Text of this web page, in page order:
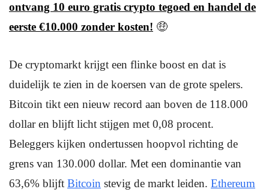
ontvang 10 euro gratis crypto tegoed en handel de
eerste €10.000 zonder kosten! 🤑
De cryptomarkt krijgt een flinke boost en dat is
duidelijk te zien in de koersen van de grote spelers.
Bitcoin tikt een nieuw record aan boven de 118.000
dollar en blijft licht stijgen met 0,08 procent.
Beleggers kijken ondertussen hoopvol richting de
grens van 130.000 dollar. Met een dominantie van
63,6% blijft Bitcoin stevig de markt leiden. Ethereum